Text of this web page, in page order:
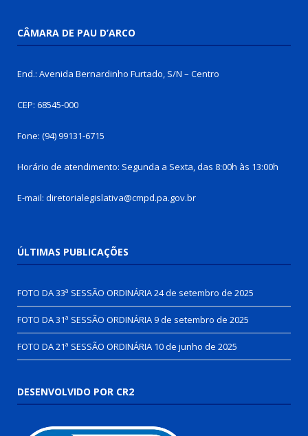
CÂMARA DE PAU D’ARCO
End.: Avenida Bernardinho Furtado, S/N – Centro
CEP: 68545-000
Fone: (94) 99131-6715
Horário de atendimento: Segunda a Sexta, das 8:00h às 13:00h
E-mail: diretorialegislativa@cmpd.pa.gov.br
ÚLTIMAS PUBLICAÇÕES
FOTO DA 33ª SESSÃO ORDINÁRIA24 de setembro de 2025
FOTO DA 31ª SESSÃO ORDINÁRIA9 de setembro de 2025
FOTO DA 21ª SESSÃO ORDINÁRIA 10 de junho de 2025
DESENVOLVIDO POR CR2